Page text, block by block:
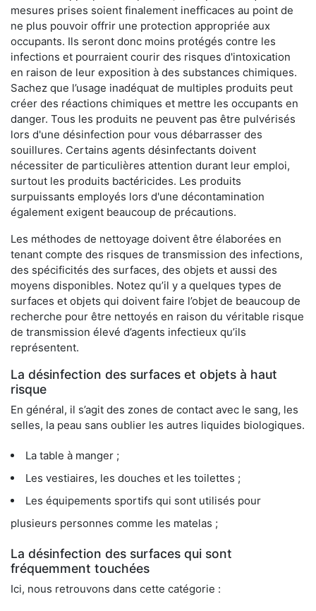
mesures prises soient finalement inefficaces au point de
ne plus pouvoir offrir une protection appropriée aux
occupants. Ils seront donc moins protégés contre les
infections et pourraient courir des risques d'intoxication
en raison de leur exposition à des substances chimiques.
Sachez que l’usage inadéquat de multiples produits peut
créer des réactions chimiques et mettre les occupants en
danger. Tous les produits ne peuvent pas être pulvérisés
lors d'une désinfection pour vous débarrasser des
souillures. Certains agents désinfectants doivent
nécessiter de particulières attention durant leur emploi,
surtout les produits bactéricides. Les produits
surpuissants employés lors d'une décontamination
également exigent beaucoup de précautions.
Les méthodes de nettoyage doivent être élaborées en
tenant compte des risques de transmission des infections,
des spécificités des surfaces, des objets et aussi des
moyens disponibles. Notez qu’il y a quelques types de
surfaces et objets qui doivent faire l’objet de beaucoup de
recherche pour être nettoyés en raison du véritable risque
de transmission élevé d’agents infectieux qu’ils
représentent.
La désinfection des surfaces et objets à haut
risque
En général, il s’agit des zones de contact avec le sang, les
selles, la peau sans oublier les autres liquides biologiques.
La table à manger ;
Les vestiaires, les douches et les toilettes ;
Les équipements sportifs qui sont utilisés pour
plusieurs personnes comme les matelas ;
La désinfection des surfaces qui sont
fréquemment touchées
Ici, nous retrouvons dans cette catégorie :